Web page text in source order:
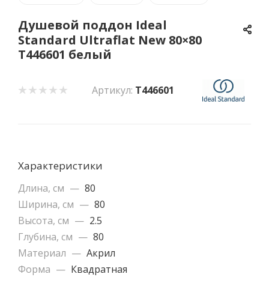
Душевой поддон Ideal
Standard Ultraflat New 80×80
T446601 белый
Артикул: T446601
Характеристики
Длина, см — 80
Ширина, см — 80
Высота, см — 2.5
Глубина, см — 80
Материал — Акрил
Форма — Квадратная